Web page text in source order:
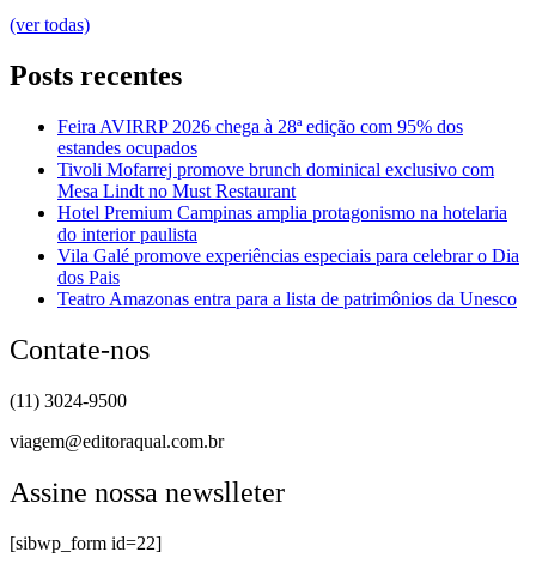
(ver todas)
Posts recentes
Feira AVIRRP 2026 chega à 28ª edição com 95% dos
estandes ocupados
Tivoli Mofarrej promove brunch dominical exclusivo com
Mesa Lindt no Must Restaurant
Hotel Premium Campinas amplia protagonismo na hotelaria
do interior paulista
Vila Galé promove experiências especiais para celebrar o Dia
dos Pais
Teatro Amazonas entra para a lista de patrimônios da Unesco
Contate-nos
(11) 3024-9500
viagem@editoraqual.com.br
Assine nossa newslleter
[sibwp_form id=22]